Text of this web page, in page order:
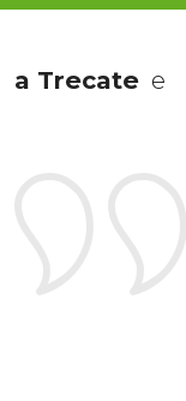
a Trecatee